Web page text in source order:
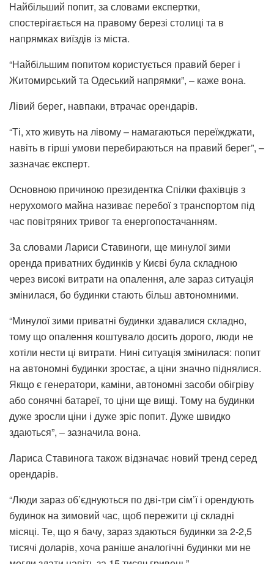
Найбільший попит, за словами експертки,
спостерігається на правому березі столиці та в
напрямках виїздів із міста.
“Найбільшим попитом користується правий берег і
Житомирський та Одеський напрямки”, – каже вона.
Лівий берег, навпаки, втрачає орендарів.
“Ті, хто живуть на лівому – намагаються переїжджати,
навіть в гірші умови перебираються на правий берег”, –
зазначає експерт.
Основною причиною президентка Спілки фахівців з
нерухомого майна називає перебої з транспортом під
час повітряних тривог та енергопостачанням.
За словами Лариси Ставиноги, ще минулої зими
оренда приватних будинків у Києві була складною
через високі витрати на опалення, але зараз ситуація
змінилася, бо будинки стають більш автономними.
“Минулої зими приватні будинки здавалися складно,
тому що опалення коштувало досить дорого, люди не
хотіли нести ці витрати. Нині ситуація змінилася: попит
на автономні будинки зростає, а ціни значно піднялися.
Якщо є генератори, каміни, автономні засоби обігріву
або сонячні батареї, то ціни ще вищі. Тому на будинки
дуже зросли ціни і дуже зріс попит. Дуже швидко
здаються”, – зазначила вона.
Лариса Ставинога також відзначає новий тренд серед
орендарів.
“Люди зараз об’єднуються по дві-три сім’ї і орендують
будинок на зимовий час, щоб пережити ці складні
місяці. Те, що я бачу, зараз здаються будинки за 2-2,5
тисячі доларів, хоча раніше аналогічні будинки ми не